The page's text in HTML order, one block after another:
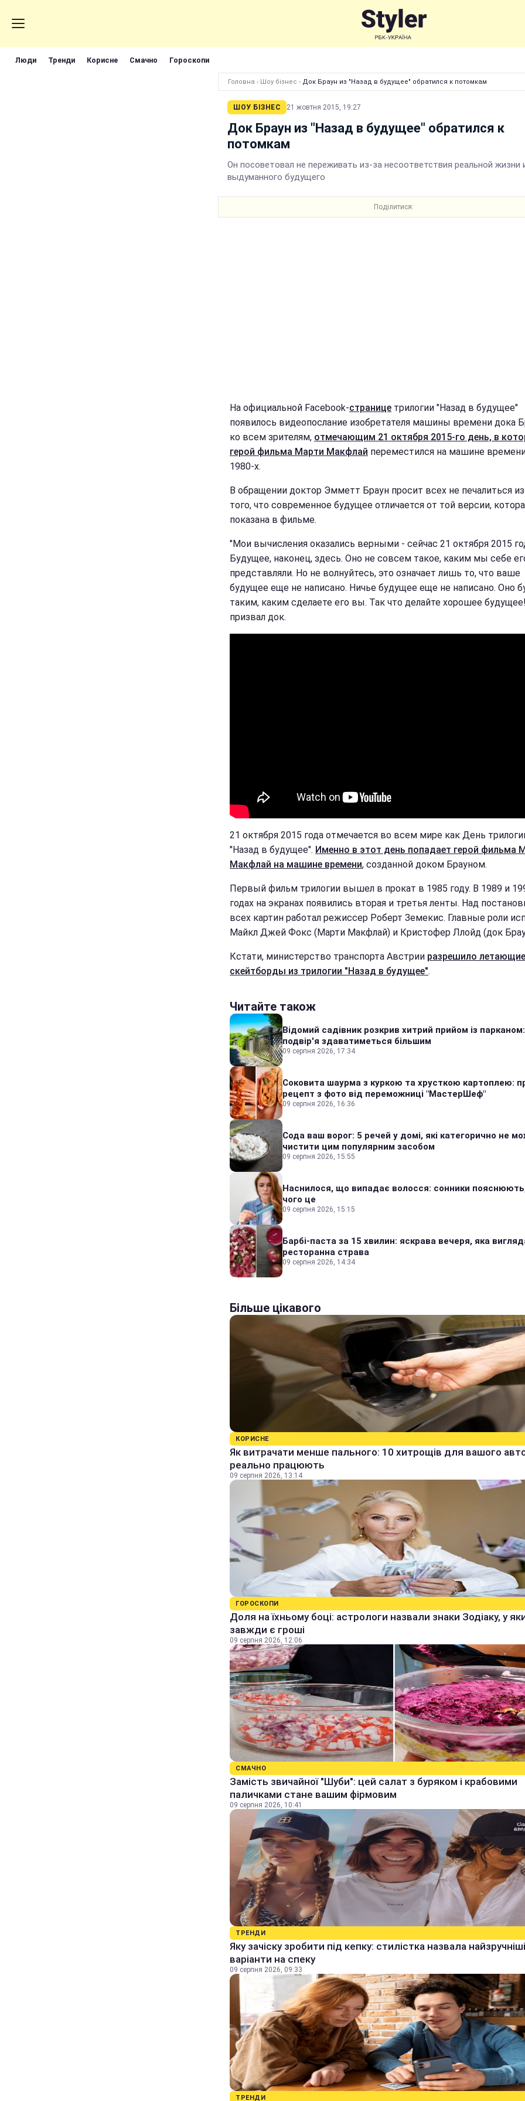
Люди Тренди Корисне Смачно Гороскопи
Головна › Шоу бізнес › Док Браун из "Назад в будущее" обратился к потомкам
ШОУ БІЗНЕС 21 жовтня 2015, 19:27
Док Браун из "Назад в будущее" обратился к
потомкам
Он посоветовал не переживать из-за несоответствия реальной жизни
выдуманного будущего
Поділитися:
На официальной Facebook-странице трилогии "Назад в будущее"
появилось видеопослание изобретателя машины времени дока
ко всем зрителям, отмечающим 21 октября 2015-го день, в
герой фильма Марти Макфлай переместился на машине
1980-х.
В обращении доктор Эмметт Браун просит всех не печалиться
того, что современное будущее отличается от той версии,
показана в фильме.
"Мои вычисления оказались верными - сейчас 21 октября 2015
Будущее, наконец, здесь. Оно не совсем такое, каким мы себе
представляли. Но не волнуйтесь, это означает лишь то, что ваше
будущее еще не написано. Ничье будущее еще не написано. Оно
таким, каким сделаете его вы. Так что делайте хорошее
призвал док.
21 октября 2015 года отмечается во всем мире как День
"Назад в будущее". Именно в этот день попадает герой фильма
Макфлай на машине времени, созданной доком Брауном.
Первый фильм трилогии вышел в прокат в 1985 году. В 1989 и
годах на экранах появились вторая и третья ленты. Над
всех картин работал режиссер Роберт Земекис. Главные роли
Майкл Джей Фокс (Марти Макфлай) и Кристофер Ллойд (док
Кстати, министерство транспорта Австрии разрешило летающие
скейтборды из трилогии "Назад в будущее".
Читайте також
Відомий садівник розкрив хитрий прийом із
подвір'я здаватиметься більшим
09 серпня 2026, 17:34
Соковита шаурма з куркою та хрусткою картоплею:
рецепт з фото від переможниці "МастерШеф"
09 серпня 2026, 16:36
Сода ваш ворог: 5 речей у домі, які категорично не
чистити цим популярним засобом
09 серпня 2026, 15:55
Наснилося, що випадає волосся: сонники
чого це
09 серпня 2026, 15:15
Барбі-паста за 15 хвилин: яскрава вечеря, яка
ресторанна страва
09 серпня 2026, 14:34
Більше цікавого
КОРИСНЕ
Як витрачати менше пального: 10 хитрощів для вашого
реально працюють
09 серпня 2026, 13:14
ГОРОСКОПИ
Доля на їхньому боці: астрологи назвали знаки Зодіаку, у
завжди є гроші
09 серпня 2026, 12:06
СМАЧНО
Замість звичайної "Шуби": цей салат з буряком і крабовими
паличками стане вашим фірмовим
09 серпня 2026, 10:41
ТРЕНДИ
Яку зачіску зробити під кепку: стилістка назвала найзручніші
варіанти на спеку
09 серпня 2026, 09:33
ТРЕНДИ